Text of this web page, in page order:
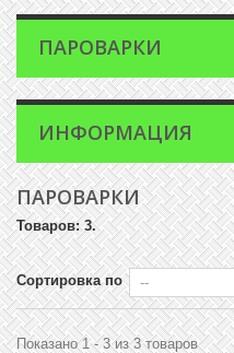
ПАРОВАРКИ
ИНФОРМАЦИЯ
ПАРОВАРКИ
Товаров: 3.
Сортировка по
Показано 1 - 3 из 3 товаров